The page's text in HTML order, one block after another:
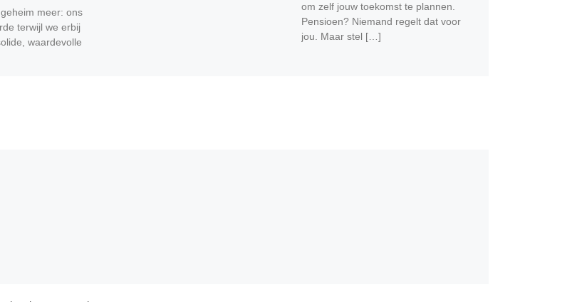
meer: ons
terwijl we erbij
waardevolle
om zelf jouw toekomst te plannen.
Pensioen? Niemand regelt dat voor
jou. Maar stel […]